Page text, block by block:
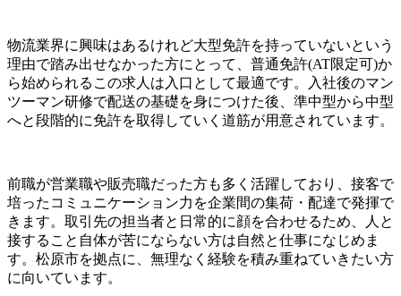
物流業界に興味はあるけれど大型免許を持っていないという
理由で踏み出せなかった方にとって、普通免許(AT限定可)か
ら始められるこの求人は入口として最適です。入社後のマン
ツーマン研修で配送の基礎を身につけた後、準中型から中型
へと段階的に免許を取得していく道筋が用意されています。
前職が営業職や販売職だった方も多く活躍しており、接客で
培ったコミュニケーション力を企業間の集荷・配達で発揮で
きます。取引先の担当者と日常的に顔を合わせるため、人と
接すること自体が苦にならない方は自然と仕事になじめま
す。松原市を拠点に、無理なく経験を積み重ねていきたい方
に向いています。